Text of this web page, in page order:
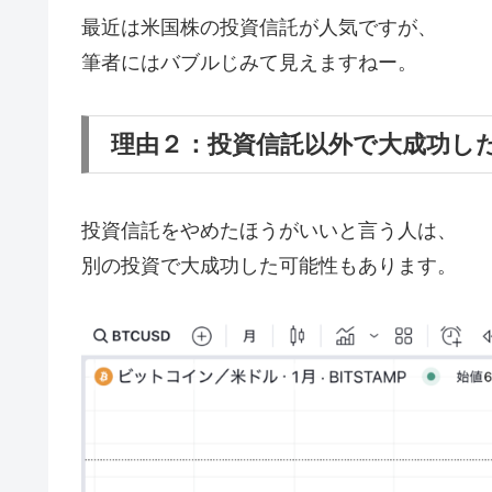
最近は米国株の投資信託が人気ですが、
筆者にはバブルじみて見えますねー。
理由２：投資信託以外で大成功し
投資信託をやめたほうがいいと言う人は、
別の投資で大成功した可能性もあります。